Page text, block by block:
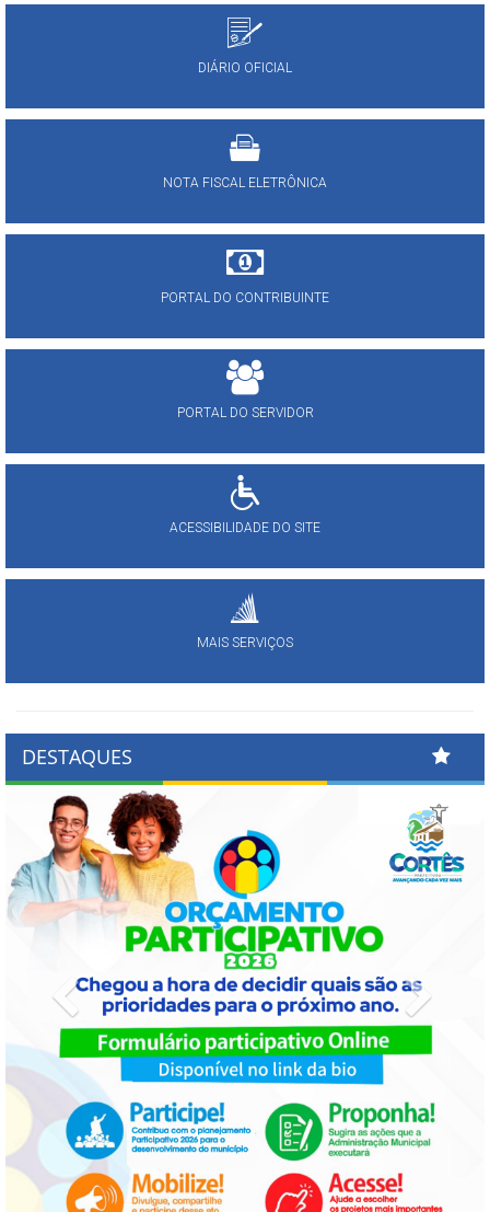
DIÁRIO OFICIAL
NOTA FISCAL ELETRÔNICA
PORTAL DO CONTRIBUINTE
PORTAL DO SERVIDOR
ACESSIBILIDADE DO SITE
MAIS SERVIÇOS
DESTAQUES
Previous